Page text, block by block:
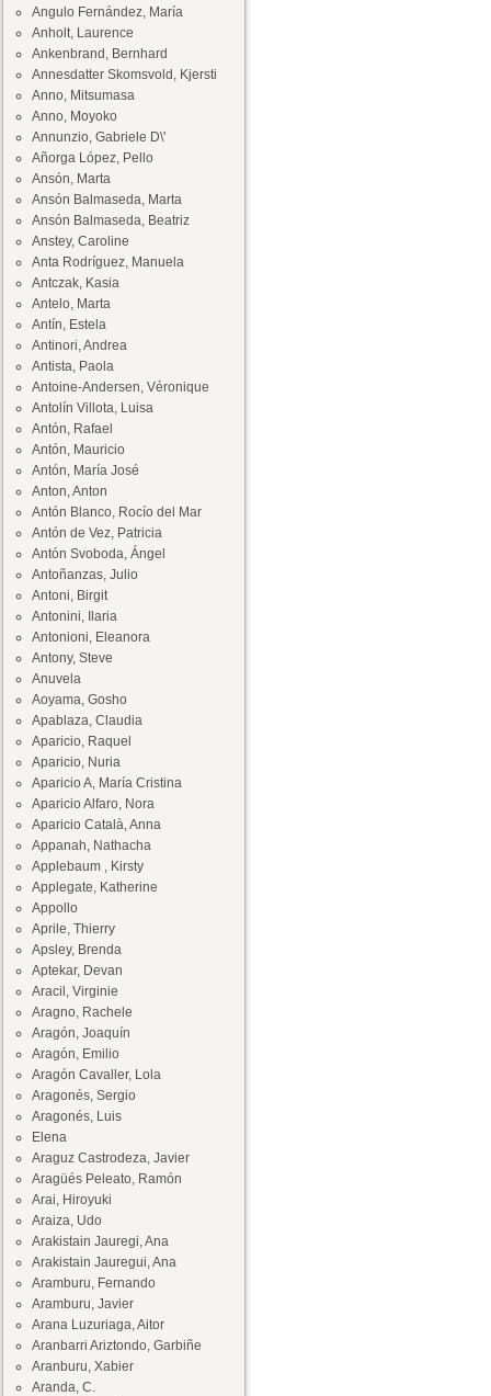
Angulo Fernández, María
Anholt, Laurence
Ankenbrand, Bernhard
Annesdatter Skomsvold, Kjersti
Anno, Mitsumasa
Anno, Moyoko
Annunzio, Gabriele D\'
Añorga López, Pello
Ansón, Marta
Ansón Balmaseda, Marta
Ansón Balmaseda, Beatriz
Anstey, Caroline
Anta Rodríguez, Manuela
Antczak, Kasia
Antelo, Marta
Antín, Estela
Antinori, Andrea
Antista, Paola
Antoine-Andersen, Véronique
Antolín Villota, Luisa
Antón, Rafael
Antón, Mauricio
Antón, María José
Anton, Anton
Antón Blanco, Rocío del Mar
Antón de Vez, Patricia
Antón Svoboda, Ángel
Antoñanzas, Julio
Antoni, Birgit
Antonini, Ilaria
Antonioni, Eleanora
Antony, Steve
Anuvela
Aoyama, Gosho
Apablaza, Claudia
Aparicio, Raquel
Aparicio, Nuria
Aparicio A, María Cristina
Aparicio Alfaro, Nora
Aparicio Català, Anna
Appanah, Nathacha
Applebaum , Kirsty
Applegate, Katherine
Appollo
Aprile, Thierry
Apsley, Brenda
Aptekar, Devan
Aracil, Virginie
Aragno, Rachele
Aragón, Joaquín
Aragón, Emilio
Aragón Cavaller, Lola
Aragonés, Sergio
Aragonés, Luis
Elena
Araguz Castrodeza, Javier
Aragüés Peleato, Ramón
Arai, Hiroyuki
Araiza, Udo
Arakistain Jauregi, Ana
Arakistain Jauregui, Ana
Aramburu, Fernando
Aramburu, Javier
Arana Luzuriaga, Aitor
Aranbarri Ariztondo, Garbiñe
Aranburu, Xabier
Aranda, C.